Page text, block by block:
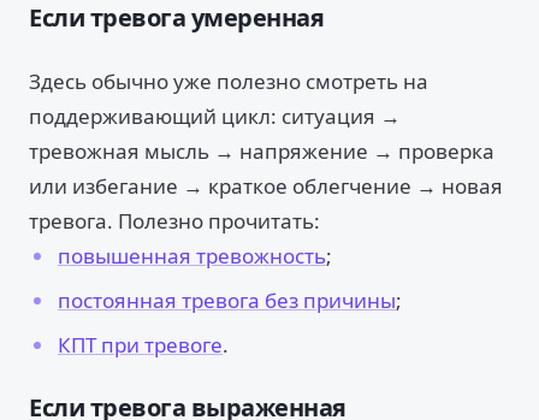
Если тревога умеренная
Здесь обычно уже полезно смотреть на
поддерживающий цикл: ситуация →
тревожная мысль → напряжение → проверка
или избегание → краткое облегчение → новая
тревога. Полезно прочитать:
повышенная тревожность;
постоянная тревога без причины;
КПТ при тревоге.
Если тревога выраженная